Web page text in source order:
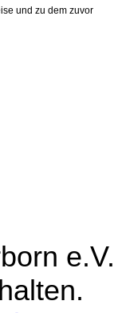
und zu dem zuvor
e.V.